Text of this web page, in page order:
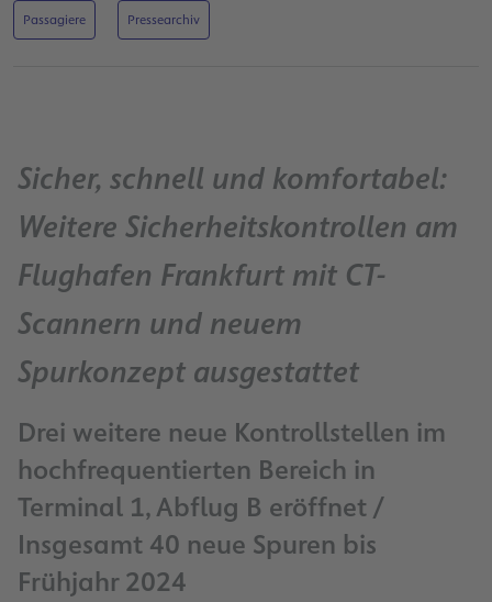
Passagiere Pressearchiv
Sicher, schnell und komfortabel:
Weitere Sicherheitskontrollen am
Flughafen Frankfurt mit CT-
Scannern und neuem
Spurkonzept ausgestattet
Drei weitere neue Kontrollstellen im
hochfrequentierten Bereich in
Terminal 1, Abflug B eröffnet /
Insgesamt 40 neue Spuren bis
Frühjahr 2024